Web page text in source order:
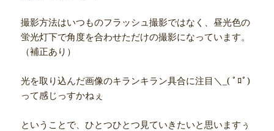
撮影方法はいつものフラッシュ撮影ではなく、昼光色の
蛍光灯下で角度を合わせただけの撮影になっています。
（補正あり）
光を取り込んだ画像のキランキラン具合に注目＼_( ﾟﾛﾟ)
って感じっすかねぇ
ということで、ひとつひとつ見ていきたいと思いますぅ